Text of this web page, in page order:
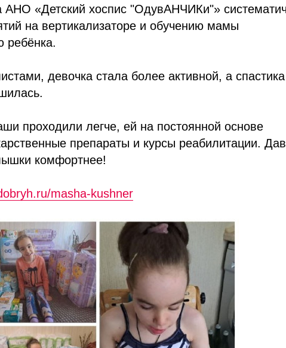
АНО «Детский хоспис "ОдувАНЧИКи"»
на вертикализаторе и обучению мамы
ребёнка.
девочка стала более активной, а
проходили легче, ей на постоянной основе
препараты и курсы реабилитации.
комфортнее!
masha-kushner